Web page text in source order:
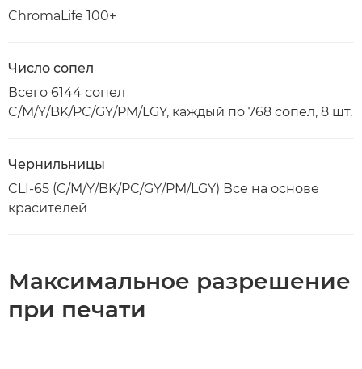
ChromaLife 100+
Число сопел
Всего 6144 сопел
C/M/Y/BK/PC/GY/PM/LGY, каждый по 768 сопел, 8 шт.
Чернильницы
CLI-65 (C/M/Y/BK/PC/GY/PM/LGY) Все на основе
красителей
Максимальное разрешение
при печати